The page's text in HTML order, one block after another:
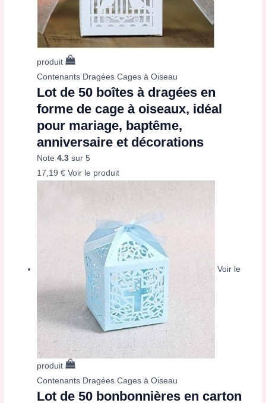
produit
Contenants Dragées Cages à Oiseau
Lot de 50 boîtes à dragées en
forme de cage à oiseaux, idéal
pour mariage, baptême,
anniversaire et décorations
Note4.3 sur 5
17,19€ Voir le produit
Voir le
produit
Contenants Dragées Cages à Oiseau
Lot de 50 bonbonnières en carton